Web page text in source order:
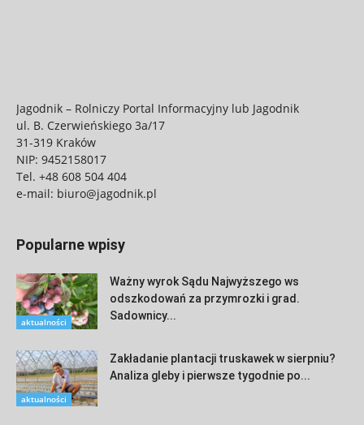
Jagodnik – Rolniczy Portal Informacyjny lub Jagodnik
ul. B. Czerwieńskiego 3a/17
31-319 Kraków
NIP: 9452158017
Tel. +48 608 504 404
e-mail: biuro@jagodnik.pl
Popularne wpisy
aktualności
Ważny wyrok Sądu Najwyższego ws
odszkodowań za przymrozki i grad.
Sadownicy...
aktualności
Zakładanie plantacji truskawek w sierpniu?
Analiza gleby i pierwsze tygodnie po...